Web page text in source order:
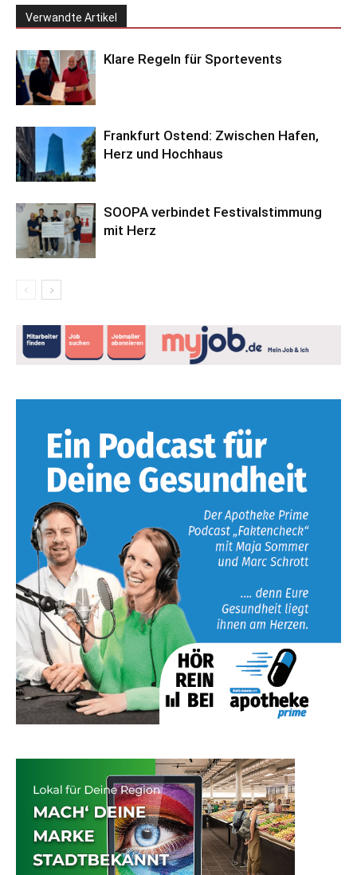
Verwandte Artikel
Klare Regeln für Sportevents
Frankfurt Ostend: Zwischen Hafen,
Herz und Hochhaus
SOOPA verbindet Festivalstimmung
mit Herz